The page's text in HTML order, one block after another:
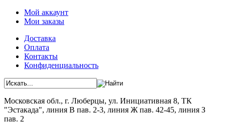
Мой аккаунт
Мои заказы
Доставка
Оплата
Контакты
Конфиденциальность
Московская обл., г. Люберцы, ул. Инициативная 8, ТК
"Эстакада", линия В пав. 2-3, линия Ж пав. 42-45, линия З
пав. 2